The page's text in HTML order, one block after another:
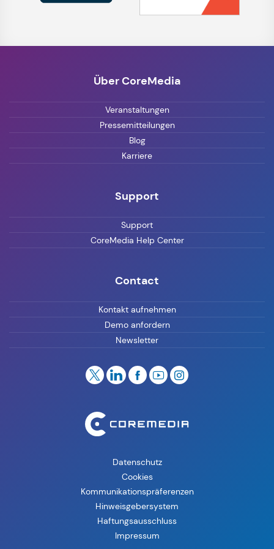
Über CoreMedia
Veranstaltungen
Pressemitteilungen
Blog
Karriere
Support
Support
CoreMedia Help Center
Contact
Kontakt aufnehmen
Demo anfordern
Newsletter
Datenschutz
Cookies
Kommunikationspräferenzen
Hinweisgebersystem
Haftungsausschluss
Impressum